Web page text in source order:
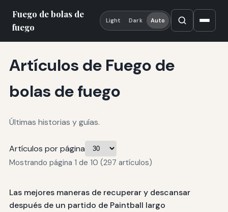
Fuego de bolas de
fuego
Light Dark Auto
Artículos de Fuego de
bolas de fuego
Últimas historias y guías.
Artículos por página
Mostrando página 1 de 10 (297 artículos)
Las mejores maneras de recuperar y descansar
después de un partido de Paintball largo